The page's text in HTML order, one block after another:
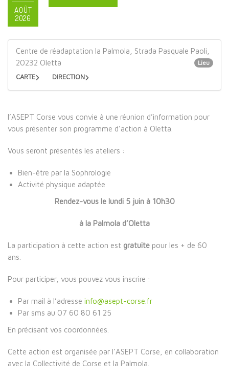
AOÛT
2026
Centre de réadaptation la Palmola, Strada Pasquale Paoli,
20232 Oletta
Lieu
CARTE DIRECTION
l’ASEPT Corse vous convie à une réunion d’information pour
vous présenter son programme d’action à Oletta.
Vous seront présentés les ateliers :
Bien-être par la Sophrologie
Activité physique adaptée
Rendez-vous le lundi 5 juin à 10h30
à la Palmola d’Oletta
La participation à cette action est gratuite pour les + de 60
ans.
Pour participer, vous pouvez vous inscrire :
Par mail à l’adresse info@asept-corse.fr
Par sms au 07 60 80 61 25
En précisant vos coordonnées.
Cette action est organisée par l’ASEPT Corse, en collaboration
avec la Collectivité de Corse et la Palmola.